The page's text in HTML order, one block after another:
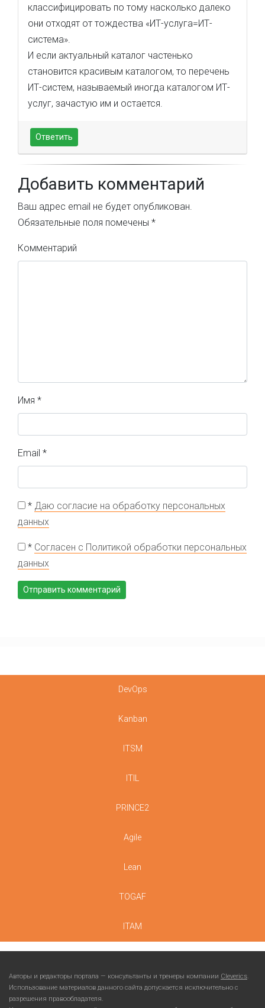
классифицировать по тому насколько далеко
они отходят от тождества «ИТ-услуга=ИТ-
система».
И если актуальный каталог частенько
становится красивым каталогом, то перечень
ИТ-систем, называемый иногда каталогом ИТ-
услуг, зачастую им и остается.
Ответить
Добавить комментарий
Ваш адрес email не будет опубликован.
Обязательные поля помечены *
Комментарий
Имя *
Email *
* Даю согласие на обработку персональных
данных
* Согласен с Политикой обработки персональных
данных
DevOps
Kanban
ITSM
ITIL
PRINCE2
Agile
Lean
TOGAF
ITAM
Авторы и редакторы портала — консультанты и тренеры компании Cleverics.
Использование материалов данного сайта допускается исключительно с
разрешения правообладателя.